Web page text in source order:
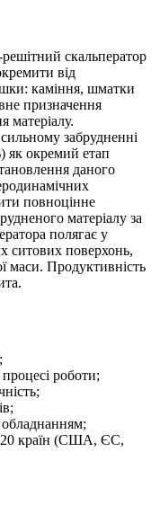
скальператор
від
каміння, шматки
призначення
матеріалу.
забрудненні
як окремий етап
даного
повноцінне
матеріалу за
полягає у
ситових поверхонь,
маси. Продуктивність
роботи;
20 країн (США, ЄС,